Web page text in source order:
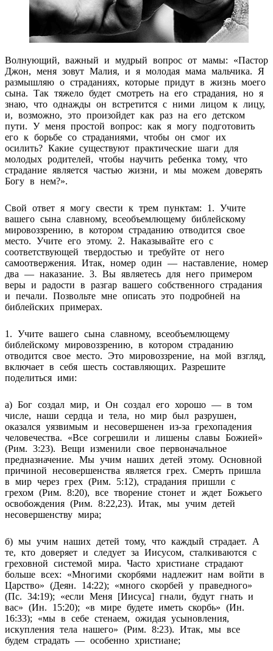
Волнующий, важный и мудрый вопрос от мамы: «Пастор
Джон, меня зовут Малия, и я молодая мама мальчика. Я
размышляю о страданиях, которые придут в жизнь моего
сына. Так тяжело будет смотреть на его страдания, но я
знаю, что однажды он встретится с ними лицом к лицу,
и, возможно, это произойдет как раз на его детском
пути. У меня простой вопрос: как я могу подготовить
его к борьбе со страданиями, чтобы он смог их
осилить? Какие существуют практические шаги для
молодых родителей, чтобы научить ребенка тому, что
страдание является частью жизни, и мы можем доверять
Богу в нем?».
Свой ответ я могу свести к трем пунктам: 1. Учите
вашего сына славному, всеобъемлющему библейскому
мировоззрению, в котором страданию отводится свое
место. Учите его этому. 2. Наказывайте его с
соответствующей твердостью и требуйте от него
самоотвержения. Итак, номер один — наставление, номер
два — наказание. 3. Вы являетесь для него примером
веры и радости в разгар вашего собственного страдания
и печали. Позвольте мне описать это подробней на
библейских примерах.
1. Учите вашего сына славному, всеобъемлющему
библейскому мировоззрению, в котором страданию
отводится свое место. Это мировоззрение, на мой взгляд,
включает в себя шесть составляющих. Разрешите
поделиться ими:
а) Бог создал мир, и Он создал его хорошо — в том
числе, наши сердца и тела, но мир был разрушен,
оказался уязвимым и несовершенен из-за грехопадения
человечества. «Все согрешили и лишены славы Божией»
(Рим. 3:23). Вещи изменили свое первоначальное
предназначение. Мы учим наших детей этому. Основной
причиной несовершенства является грех. Смерть пришла
в мир через грех (Рим. 5:12), страдания пришли с
грехом (Рим. 8:20), все творение стонет и ждет Божьего
освобождения (Рим. 8:22,23). Итак, мы учим детей
несовершенству мира;
б) мы учим наших детей тому, что каждый страдает. А
те, кто доверяет и следует за Иисусом, сталкиваются с
греховной системой мира. Часто христиане страдают
больше всех: «Многими скорбями надлежит нам войти в
Царство» (Деян. 14:22); «много скорбей у праведного»
(Пс. 34:19); «если Меня [Иисуса] гнали, будут гнать и
вас» (Ин. 15:20); «в мире будете иметь скорбь» (Ин.
16:33); «мы в себе стенаем, ожидая усыновления,
искупления тела нашего» (Рим. 8:23). Итак, мы все
будем страдать — особенно христиане;